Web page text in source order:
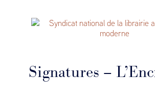
Signatures –